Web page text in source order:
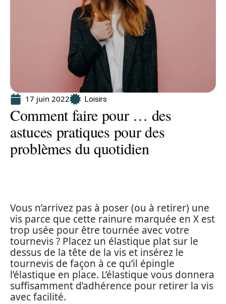
17 juin 2022 Loisirs
Comment faire pour … des
astuces pratiques pour des
problèmes du quotidien
Vous n’arrivez pas à poser (ou à retirer) une
vis parce que cette rainure marquée en X est
trop usée pour être tournée avec votre
tournevis ? Placez un élastique plat sur le
dessus de la tête de la vis et insérez le
tournevis de façon à ce qu’il épingle
l’élastique en place. L’élastique vous donnera
suffisamment d’adhérence pour retirer la vis
avec facilité.